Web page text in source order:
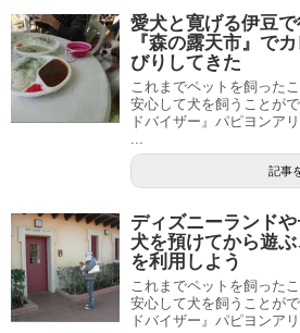
愛犬と寛げる伊豆
『森の露天市』で
びりしてきた
これまでペットを飼った
安心して犬を飼うことが
ドバイザー』パピヨンア
...
記事
ディズニーランド
犬を預けてから遊ぶ
を利用しよう
これまでペットを飼った
安心して犬を飼うことが
ドバイザー』パピヨンア